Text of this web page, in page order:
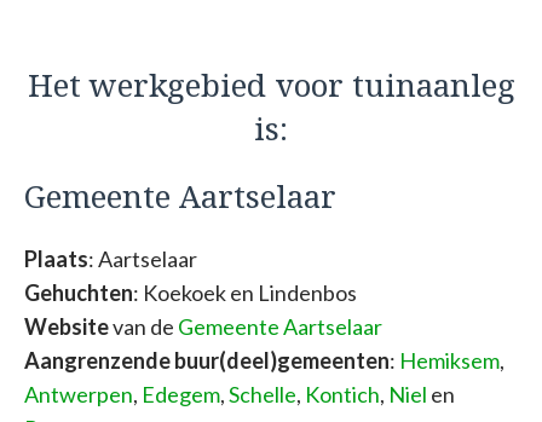
Het werkgebied voor tuinaanleg
is:
Gemeente Aartselaar
Plaats: Aartselaar
Gehuchten: Koekoek en Lindenbos
Websitevan de Gemeente Aartselaar
Aangrenzende buur(deel)gemeenten: Hemiksem,
Antwerpen, Edegem,Schelle, Kontich, Niel en